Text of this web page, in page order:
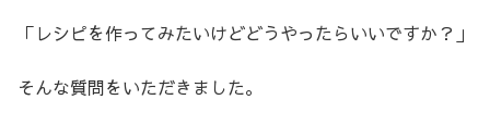
「レシピを作ってみたいけどどうやったらいいですか？」
そんな質問をいただきました。